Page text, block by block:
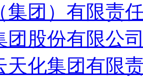
集团）有限责
团股份有限公
天化集团有限